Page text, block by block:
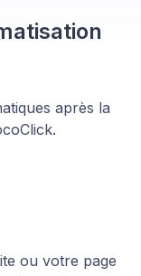
après la
ou votre page